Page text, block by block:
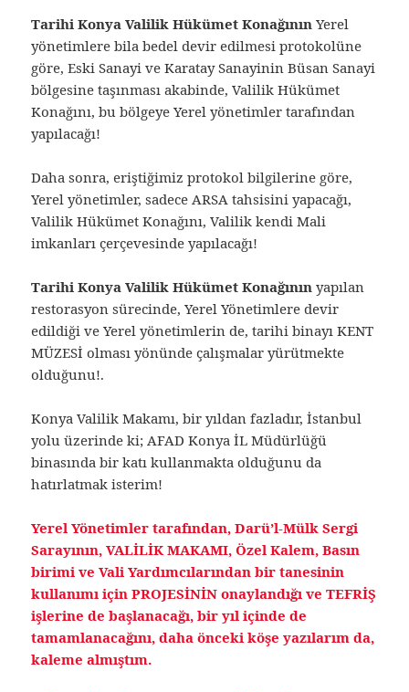
Tarihi Konya Valilik Hükümet Konağının Yerel
yönetimlere bila bedel devir edilmesi protokolüne
göre, Eski Sanayi ve Karatay Sanayinin Büsan Sanayi
bölgesine taşınması akabinde, Valilik Hükümet
Konağını, bu bölgeye Yerel yönetimler tarafından
yapılacağı!
Daha sonra, eriştiğimiz protokol bilgilerine göre,
Yerel yönetimler, sadece ARSA tahsisini yapacağı,
Valilik Hükümet Konağını, Valilik kendi Mali
imkanları çerçevesinde yapılacağı!
Tarihi Konya Valilik Hükümet Konağının yapılan
restorasyon sürecinde, Yerel Yönetimlere devir
edildiği ve Yerel yönetimlerin de, tarihi binayı KENT
MÜZESİ olması yönünde çalışmalar yürütmekte
olduğunu!.
Konya Valilik Makamı, bir yıldan fazladır, İstanbul
yolu üzerinde ki; AFAD Konya İL Müdürlüğü
binasında bir katı kullanmakta olduğunu da
hatırlatmak isterim!
Yerel Yönetimler tarafından, Darü’l-Mülk Sergi
Sarayının, VALİLİK MAKAMI, Özel Kalem, Basın
birimi ve Vali Yardımcılarından bir tanesinin
kullanımı için PROJESİNİN onaylandığı ve TEFRİŞ
işlerine de başlanacağı, bir yıl içinde de
tamamlanacağını, daha önceki köşe yazılarım da,
kaleme almıştım.